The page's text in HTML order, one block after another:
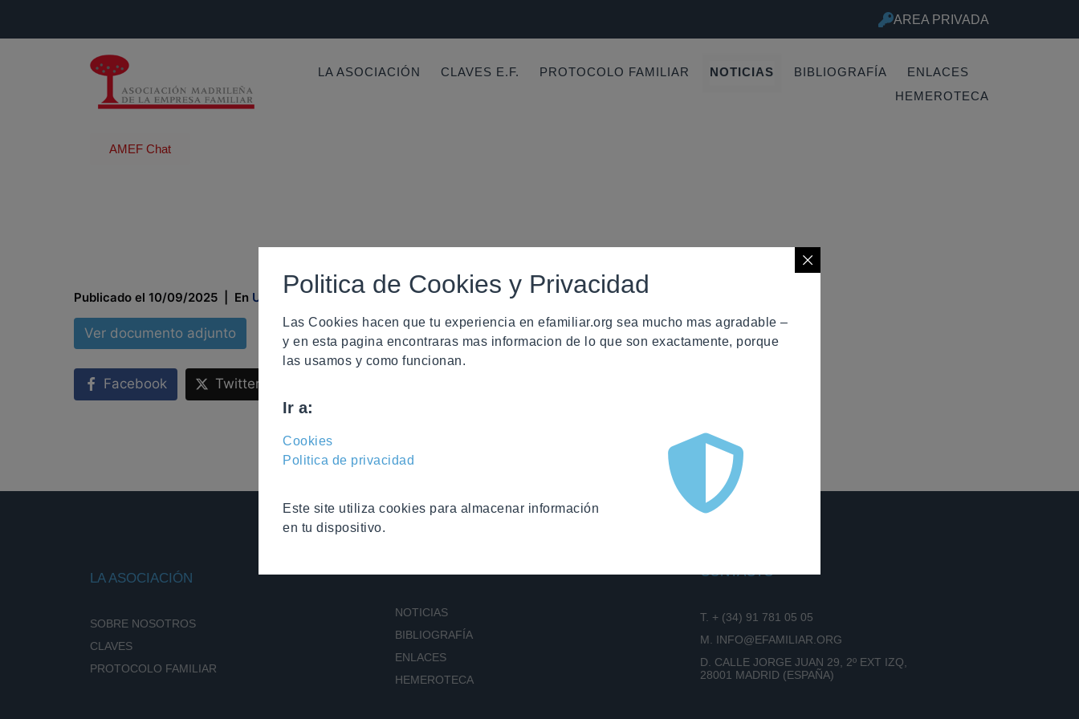
AREA PRIVADA
LA ASOCIACIÓN CLAVES E.F. PROTOCOLO FAMILIAR NOTICIAS BIBLIOGRAFÍA
ENLACES
HEMEROTECA
AMEF Chat
Publicado el 10/09/2025 En Uncategorized
Ver documento adjunto
Facebook Twitter
LA ASOCIACIÓN
SOBRE NOSOTROS
CLAVES
PROTOCOLO FAMILIAR
NOTICIAS
BIBLIOGRAFÍA
ENLACES
HEMEROTECA
CONTACTO
T. + (34) 91 781 05 05
M. INFO@EFAMILIAR.ORG
D. CALLE JORGE JUAN 29, 2º EXT IZQ,
28001 MADRID (ESPAÑA)
Politica de Cookies y Privacidad
Las Cookies hacen que tu experiencia en efamiliar.org sea mucho mas agradable –
y en esta pagina encontraras mas informacion de lo que son exactamente, porque
las usamos y como funcionan.
Ir a:
Cookies
Politica de privacidad
Este site utiliza cookies para almacenar información
en tu dispositivo.